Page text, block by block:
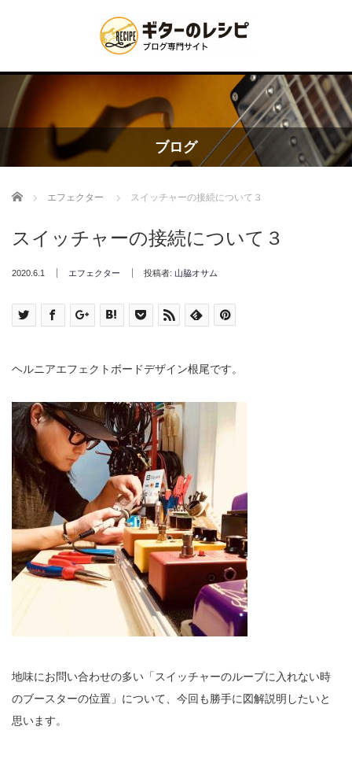
ブログ
Home エフェクター スイッチャーの接続について３
スイッチャーの接続について３
2020.6.1 エフェクター 投稿者: 山脇オサム
ヘルニアエフェクトボードデザイン根尾です。
地味にお問い合わせの多い「スイッチャーのループに入れない時
のブースターの位置」について、今回も勝手に図解説明したいと
思います。